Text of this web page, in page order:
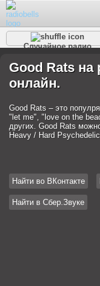
Случайное радио
Разговорное
Джаз
Детское
Good Rats
онлайн.
Good Rats – это
"let me", "love on the
других. Good Rats
Heavy / Hard
Найти во ВКонтакте
Найти в Сбер.Звуке